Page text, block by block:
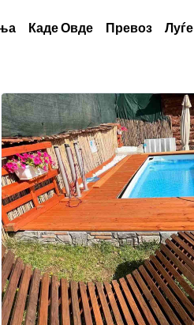
Каде Овде Превоз Луѓе